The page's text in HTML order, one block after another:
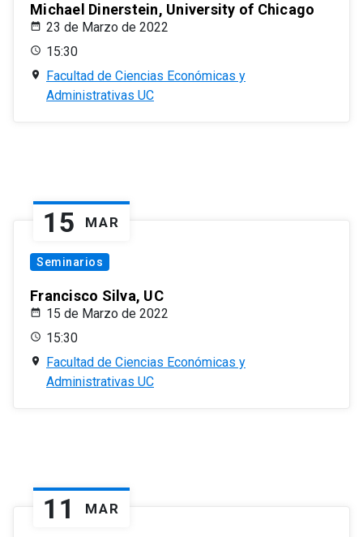
Michael Dinerstein, University of Chicago
23 de Marzo de 2022
15:30
Facultad de Ciencias Económicas y
Administrativas UC
15 MAR
Seminarios
Francisco Silva, UC
15 de Marzo de 2022
15:30
Facultad de Ciencias Económicas y
Administrativas UC
11 MAR